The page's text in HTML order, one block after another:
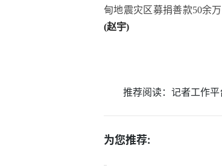
甸地震灾区募捐善款50余
(赵宇)
推荐阅读： 记者工作平
为您推荐: